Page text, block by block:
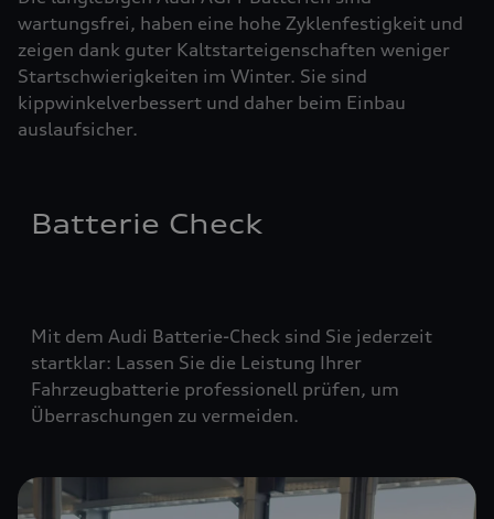
wartungsfrei, haben eine hohe Zyklenfestigkeit und
zeigen dank guter Kaltstarteigenschaften weniger
Startschwierigkeiten im Winter. Sie sind
kippwinkelverbessert und daher beim Einbau
auslaufsicher.
Batterie Check
Mit dem Audi Batterie-Check sind Sie jederzeit
startklar: Lassen Sie die Leistung Ihrer
Fahrzeugbatterie professionell prüfen, um
Überraschungen zu vermeiden.